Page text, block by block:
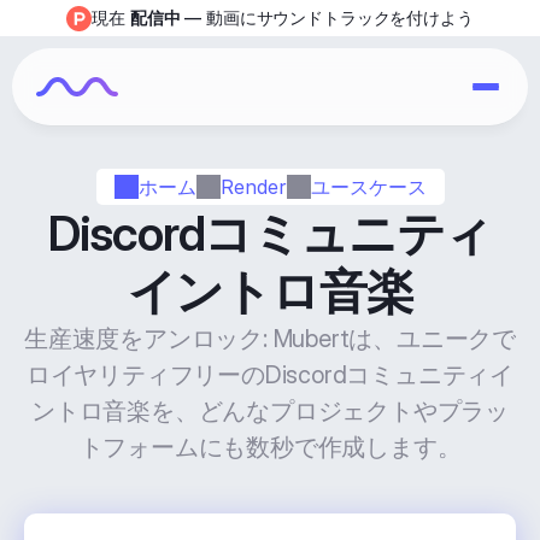
ホーム Render ユースケース
Discordコミュニティ
イントロ音楽
生産速度をアンロック: Mubertは、ユニークで
ロイヤリティフリーのDiscordコミュニティイ
ントロ音楽を、どんなプロジェクトやプラッ
トフォームにも数秒で作成します。
現在 配信中 — 動画にサウンドトラックを付けよう